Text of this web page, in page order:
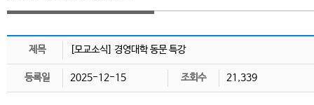
제목 [모교소식] 경영대학 동문 특강
등록일 2025-12-15 조회수 21,339